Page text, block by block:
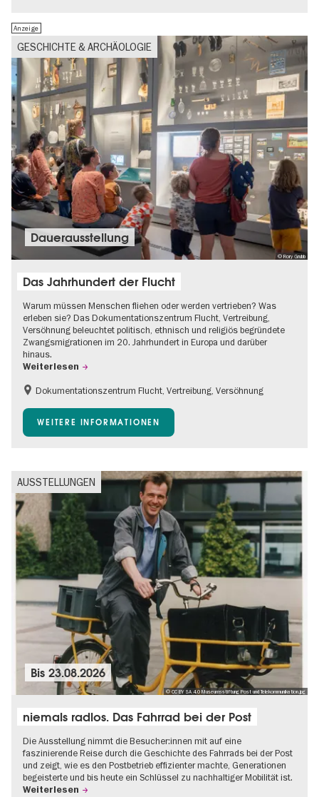
GESCHICHTE & ARCHÄOLOGIE
Anzeige
© Rory Grubb
Dauer­aus­stel­lung
Das Jahrhundert der Flucht
Warum müssen Menschen fliehen oder werden vertrieben? Was
erleben sie? Das Dokumentationszentrum Flucht, Vertreibung,
Versöhnung beleuchtet politisch, ethnisch und religiös begründete
Zwangsmigrationen im 20. Jahrhundert in Europa und darüber
hinaus.
Weiterlesen
Barrierefrei
Gratis
Kinder
Teenager
Dokumentationszentrum Flucht, Vertreibung, Versöhnung
WEITERE INFORMATIONEN
AUSSTELLUNGEN
© CC BY SA 4.0 Museumsstiftung Post und Telekommunikation.jpg
Bis23.08.2026
niemals radlos. Das Fahrrad bei der Post
Die Ausstellung nimmt die Besucher:innen mit auf eine
faszinierende Reise durch die Geschichte des Fahrrads bei der Post
und zeigt, wie es den Postbetrieb effizienter machte, Generationen
begeisterte und bis heute ein Schlüssel zu nachhaltiger Mobilität ist.
Weiterlesen